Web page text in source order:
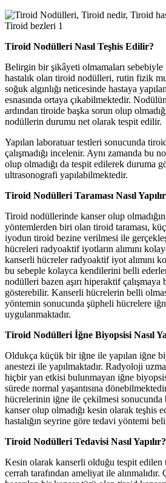
Tiroid Nodülleri Nasıl Teşhis Edilir?
Belirgin bir şikâyeti olmamaları
hastalık olan tiroid nodülleri, rutin fizik
soğuk algınlığı neticesinde hastaya
esnasında ortaya çıkabilmektedir.
ardından tiroide başka sorun olup
nodüllerin durumu net olarak tespit edilir.
Yapılan laboratuar testleri sonucunda
çalışmadığı incelenir. Aynı zamanda bu
olup olmadığı da tespit edilerek duruma
ultrasonografi yapılabilmektedir.
Tiroid Nodülleri Taraması Nasıl
Tiroid nodüllerinde kanser olup
yöntemlerden biri olan tiroid taraması,
iyodun tiroid bezine verilmesi ile
hücreleri radyoaktif iyotların alımını
kanserli hücreler radyoaktif iyot alımını
bu sebeple kolayca kendilerini belli
nodülleri bazen aşırı hiperaktif çalışmaya
gösterebilir. Kanserli hücrelerin belli
yöntemin sonucunda şüpheli hücrelere
uygulanmaktadır.
Tiroid Nodülleri İğne Biyopsisi Nasıl
Oldukça küçük bir iğne ile yapılan iğne
anestezi ile yapılmaktadır. Radyoloji
hiçbir yan etkisi bulunmayan iğne
sürede normal yaşantısına
hücrelerinin iğne ile çekilmesi
kanser olup olmadığı kesin olarak teşhis
hastalığın seyrine göre tedavi yöntemi
Tiroid Nodülleri Tedavisi Nasıl Yapılır?
Kesin olarak kanserli olduğu tespit
cerrah tarafından ameliyat ile